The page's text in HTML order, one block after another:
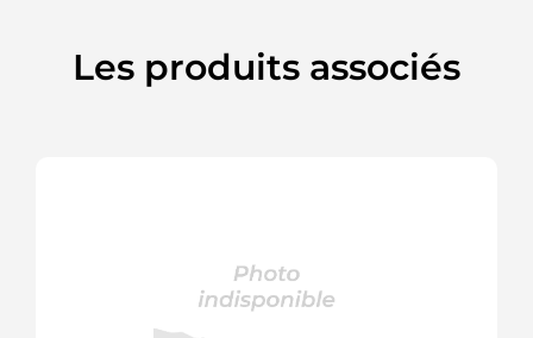
Les produits associés